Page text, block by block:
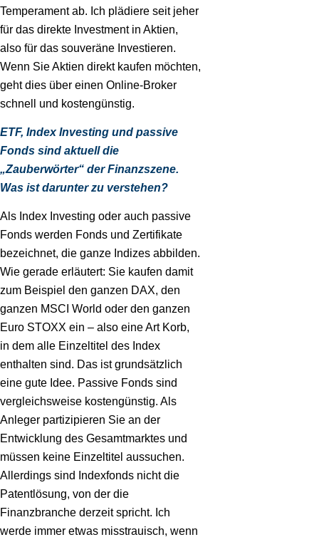
Temperament ab. Ich plädiere seit jeher
für das direkte Investment in Aktien,
also für das souveräne Investieren.
Wenn Sie Aktien direkt kaufen möchten,
geht dies über einen Online-Broker
schnell und kostengünstig.
ETF, Index Investing und passive
Fonds sind aktuell die
„Zauberwörter“ der Finanzszene.
Was ist darunter zu verstehen?
Als Index Investing oder auch passive
Fonds werden Fonds und Zertifikate
bezeichnet, die ganze Indizes abbilden.
Wie gerade erläutert: Sie kaufen damit
zum Beispiel den ganzen DAX, den
ganzen MSCI World oder den ganzen
Euro STOXX ein – also eine Art Korb,
in dem alle Einzeltitel des Index
enthalten sind. Das ist grundsätzlich
eine gute Idee. Passive Fonds sind
vergleichsweise kostengünstig. Als
Anleger partizipieren Sie an der
Entwicklung des Gesamtmarktes und
müssen keine Einzeltitel aussuchen.
Allerdings sind Indexfonds nicht die
Patentlösung, von der die
Finanzbranche derzeit spricht. Ich
werde immer etwas misstrauisch, wenn